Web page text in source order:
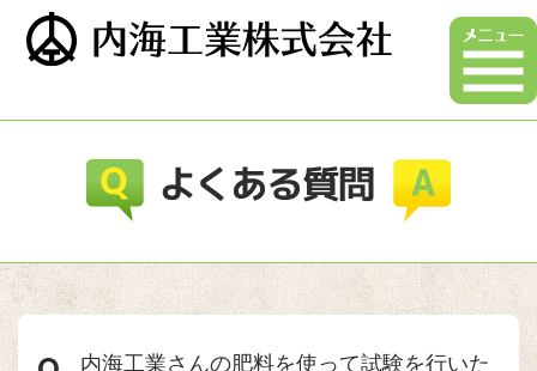
内海工業さんの肥料を使って試験を行いた